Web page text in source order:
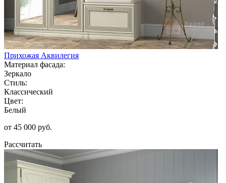
Прихожая Аквилегия
Материал фасада:
Зеркало
Стиль:
Классический
Цвет:
Белый
от 45 000 руб.
Рассчитать